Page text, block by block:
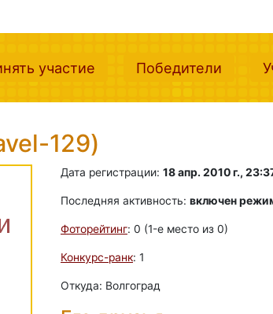
участие (current)Победители
129)
Дата регистрации: 18 апр. 2010 г.,
Последняя активность: включен
Фоторейтинг: 0 (1-e место из 0)
Конкурс-ранк: 1
Откуда: Волгоград